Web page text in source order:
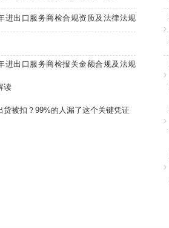
进出口服务商检合规资质及法律法规
进出口服务商检报关金额合规及法规
读
货被扣？99%的人漏了这个关键凭证